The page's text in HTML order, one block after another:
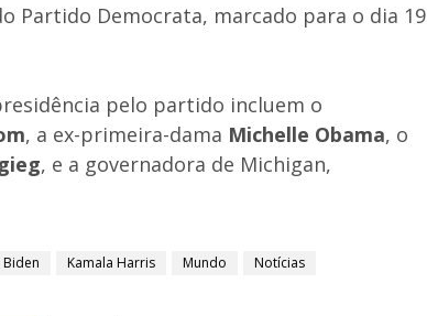
Partido Democrata, marcado para o dia 19
pelo partido incluem o
, a ex-primeira-dama Michelle Obama, o
, e a governadora de Michigan,
Biden Kamala Harris Mundo
Notícias